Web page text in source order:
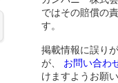
ではその賠償の
す。
掲載情報に誤り
が、
お問い合わ
けますようお願